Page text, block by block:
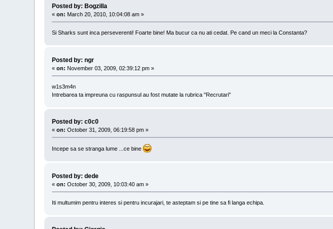
Posted by: Bogzilla
«on: March 20, 2010, 10:04:08 am »
Si Sharks sunt inca perseverenti! Foarte bine! Ma bucur ca nu ati cedat. Pe cand un meci la Constanta?
Posted by: ngr
«on: November 03, 2009, 02:39:12 pm »
w1s3m4n
Intrebarea ta impreuna cu raspunsul au fost mutate la rubrica "Recrutari"
Posted by: c0c0
«on: October 31, 2009, 06:19:58 pm »
Incepe sa se stranga lume ...ce bine
Posted by: dede
«on: October 30, 2009, 10:03:40 am »
Iti multumim pentru interes si pentru incurajari, te asteptam si pe tine sa fi langa echipa.